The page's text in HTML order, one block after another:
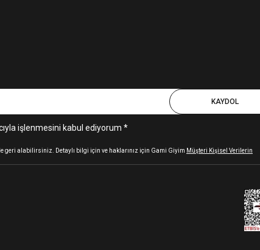
KAYDOL
işlenmesini kabul ediyorum *
geri alabilirsiniz. Detaylı bilgi için ve haklarınız için Gami Giyim Müşteri Kişisel Verilerin